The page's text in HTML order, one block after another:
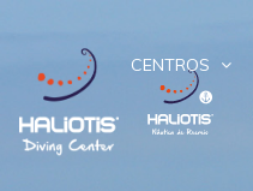
CENTROS